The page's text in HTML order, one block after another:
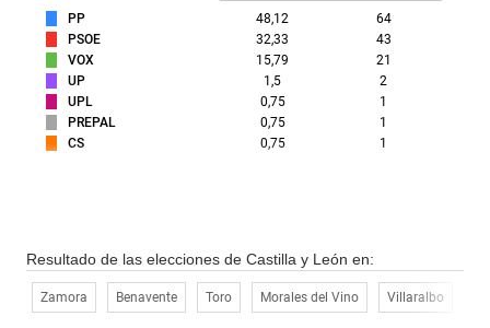
PP 48,12
64
PSOE
32,33
43
VOX
15,79
21
UP
1,5
2
UPL
0,75
1
PREPAL
0,75
1
CS
0,75 1
Resultado de las elecciones de Castilla y León en:
Zamora Benavente Toro Morales del Vino Villaralbo